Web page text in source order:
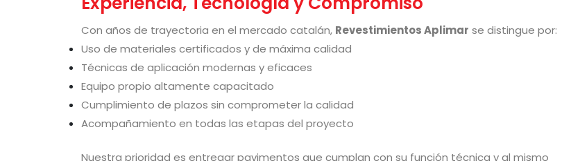
Con años de trayectoria en el mercado catalán, Revestimientos Aplimar se distingue por:
Uso de materiales certificados y de máxima calidad
Técnicas de aplicación modernas y eficaces
Equipo propio altamente capacitado
Cumplimiento de plazos sin comprometer la calidad
Acompañamiento en todas las etapas del proyecto
Nuestra prioridad es entregar pavimentos que cumplan con su función técnica y al mismo